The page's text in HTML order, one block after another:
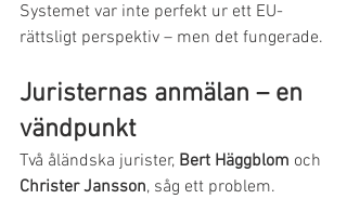
Systemet var inte perfekt ur ett EU-
rättsligt perspektiv – men det fungerade.
Juristernas anmälan – en
vändpunkt
Två åländska jurister, Bert Häggblom och
Christer Jansson, såg ett problem.